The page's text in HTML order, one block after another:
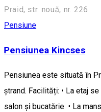
Praid, str. nouă, nr. 226
Pensiune
Pensiunea Kincses
Pensiunea este situată în
ștrand. Facilități: • La etaj
salon și bucatărie • La